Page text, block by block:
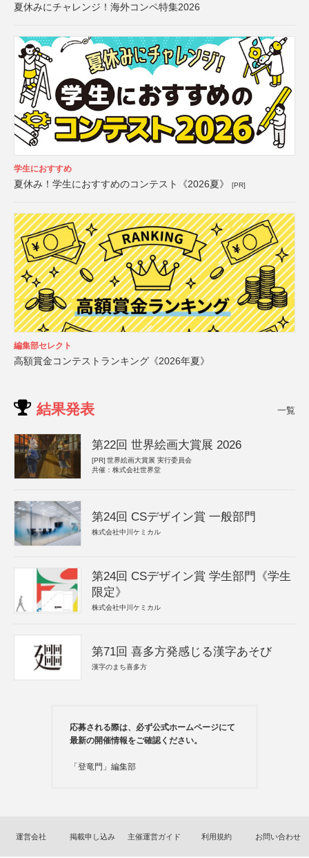
夏休みにチャレンジ！海外コンペ特集2026
学生におすすめ
夏休み！学生におすすめのコンテスト《2026夏》 [PR]
編集部セレクト
高額賞金コンテストランキング《2026年夏》
結果発表 一覧
第22回 世界絵画大賞展 2026
[PR] 世界絵画大賞展 実行委員会
共催：株式会社世界堂
第24回 CSデザイン賞 一般部門
株式会社中川ケミカル
第24回 CSデザイン賞 学生部門《学生
限定》
株式会社中川ケミカル
第71回 喜多方発感じる漢字あそび
漢字のまち喜多方
応募される際は、必ず公式ホームページにて
最新の開催情報をご確認ください。
「登竜門」編集部
運営会社 掲載申し込み 主催運営ガイド 利用規約 お問い合わせ